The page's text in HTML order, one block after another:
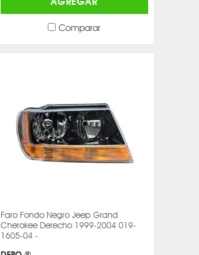
Comparar
Faro Fondo Negro Jeep Grand
Cherokee Derecho 1999-2004 019-
1605-04 -